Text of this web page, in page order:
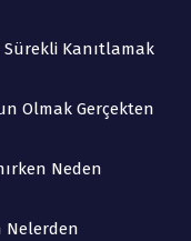
Sürekli Kanıtlamak
Olmak Gerçekten
Neden
Nelerden